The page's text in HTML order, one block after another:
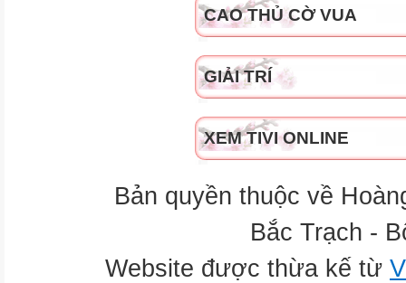
CAO THỦ CỜ VUA
GIẢI TRÍ
XEM TIVI ONLINE
Bản quyền thuộc về
Bắc Trạch -
Website được thừa kế từ